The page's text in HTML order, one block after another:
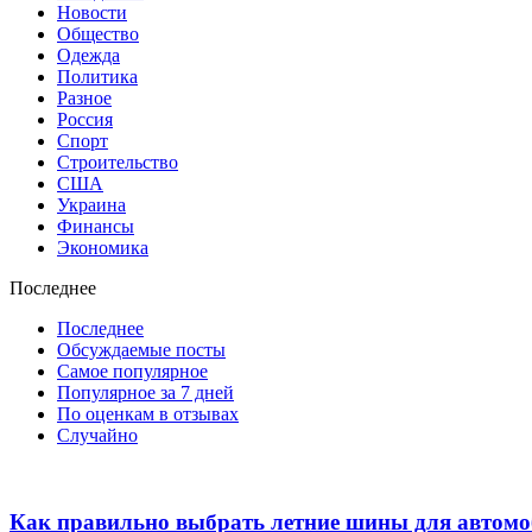
Новости
Общество
Одежда
Политика
Разное
Россия
Спорт
Строительство
США
Украина
Финансы
Экономика
Последнее
Последнее
Обсуждаемые посты
Самое популярное
Популярное за 7 дней
По оценкам в отзывах
Случайно
Как правильно выбрать летние шины для